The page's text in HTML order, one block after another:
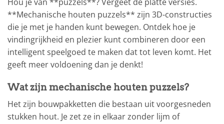
**Mechanische houten puzzels** zijn 3D-constructies
die je met je handen kunt bewegen. Ontdek hoe je
vindingrijkheid en plezier kunt combineren door een
intelligent speelgoed te maken dat tot leven komt. Het
geeft meer voldoening dan je denkt!
Wat zijn mechanische houten puzzels?
Het zijn bouwpakketten die bestaan uit voorgesneden
stukken hout. Je zet ze in elkaar zonder lijm of